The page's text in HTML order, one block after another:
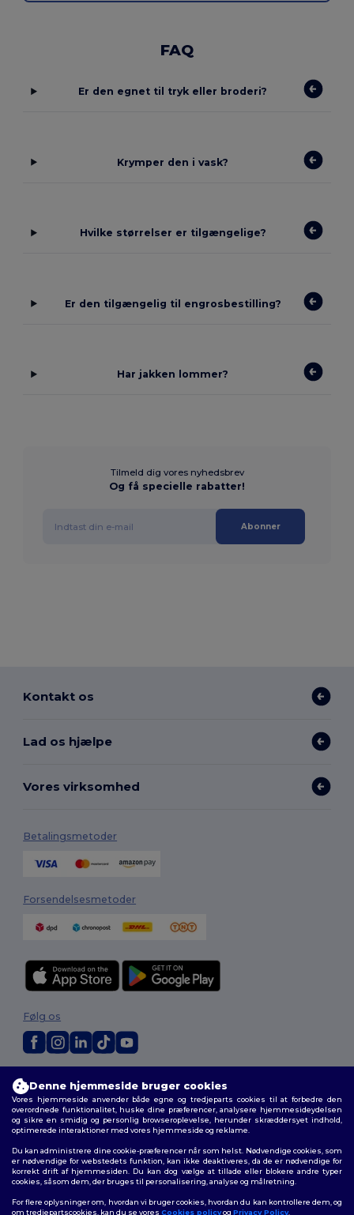
FAQ
Er den egnet til tryk eller broderi?
Krymper den i vask?
Hvilke størrelser er tilgængelige?
Er den tilgængelig til engrosbestilling?
Har jakken lommer?
Tilmeld dig vores nyhedsbrev
Og få specielle rabatter!
Abonner
Kontakt os
Lad os hjælpe
Vores virksomhed
Betalingsmetoder
Forsendelsesmetoder
Vilkår og Betingelser|Tilpasset politik |Fortrolighedspolitik
cookies | Sitemap
Følg os
Denne hjemmeside bruger cookies
Vores hjemmeside anvender både egne og tredjeparts cookies til at forbedre den
overordnede funktionalitet, huske dine præferencer, analysere hjemmesideydelsen
og sikre en smidig og personlig browseroplevelse, herunder skræddersyet indhold,
optimerede interaktioner med vores hjemmeside og reklame.
Du kan administrere dine cookie-præferencer når som helst. Nødvendige cookies, som
er nødvendige for webstedets funktion, kan ikke deaktiveres, da de er nødvendige for
korrekt drift af hjemmesiden. Du kan dog vælge at tillade eller blokere andre typer
cookies, såsom dem, der bruges til personalisering, analyse og målretning.
For flere oplysninger om, hvordan vi bruger cookies, hvordan du kan kontrollere dem, og
om tredjepartscookies, kan du se vores Cookies policyog Privacy Policy.